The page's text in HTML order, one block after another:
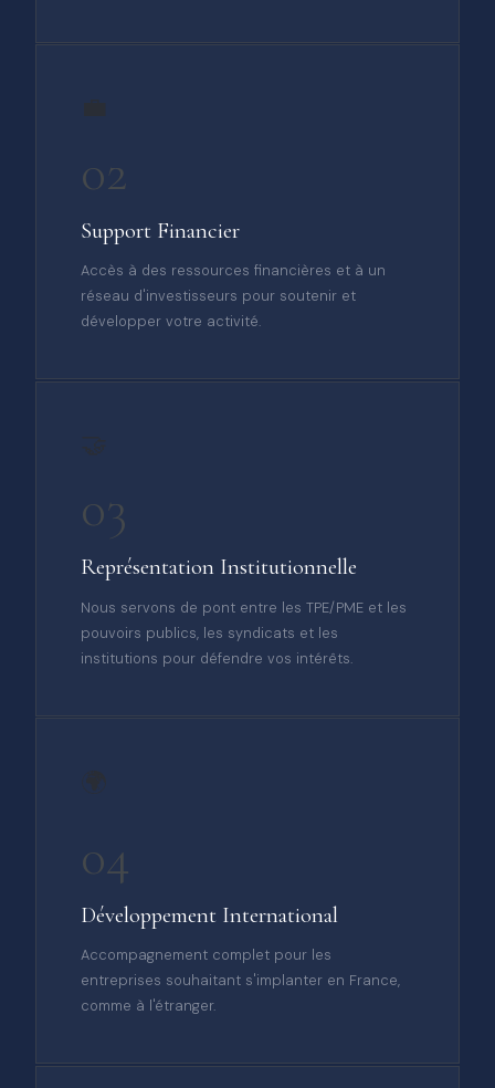
02
Support Financier
Accès à des ressources financières et à un
réseau d'investisseurs pour soutenir et
développer votre activité.
03
Représentation Institutionnelle
Nous servons de pont entre les TPE/PME et les
pouvoirs publics, les syndicats et les
institutions pour défendre vos intérêts.
04
Développement International
Accompagnement complet pour les
entreprises souhaitant s'implanter en France,
comme à l'étranger.